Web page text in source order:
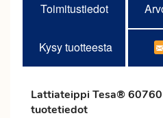
Toimitustiedot
Kysy tuotteesta
Lattiateippi Tesa®
tuotetiedot